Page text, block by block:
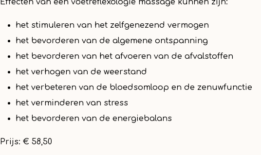
Effecten van een voetreflexologie massage kunnen zijn:
het stimuleren van het zelfgenezend vermogen
het bevorderen van de algemene ontspanning
het bevorderen van het afvoeren van de afvalstoffen
het verhogen van de weerstand
het verbeteren van de bloedsomloop en de zenuwfunctie
het verminderen van stress
het bevorderen van de energiebalans
Prijs: € 58,50